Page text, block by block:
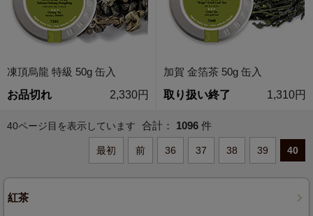
凍頂烏龍 特級 50g 缶入
お品切れ
2,330円
加賀 金箔茶 50g 缶入
取り扱い終了
1,310円
40ページ目を表示しています 合計： 1096 件
最初 前 36 37 38 39 40
紅茶